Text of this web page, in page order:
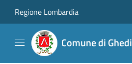
Regione Lombardia
Comune di Ghedi